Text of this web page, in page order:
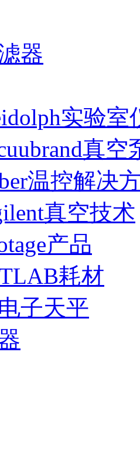
器
实验室
真空
温控解决
真空技术
产品
耗材
子天平